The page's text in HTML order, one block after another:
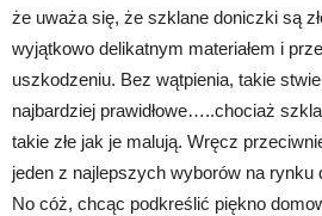
że uważa się, że szklane doniczki są
wyjątkowo delikatnym materiałem i
uszkodzeniu. Bez wątpienia, takie
najbardziej prawidłowe…..chociaż
takie złe jak je malują. Wręcz
jeden z najlepszych wyborów na rynku
No cóż, chcąc podkreślić piękno